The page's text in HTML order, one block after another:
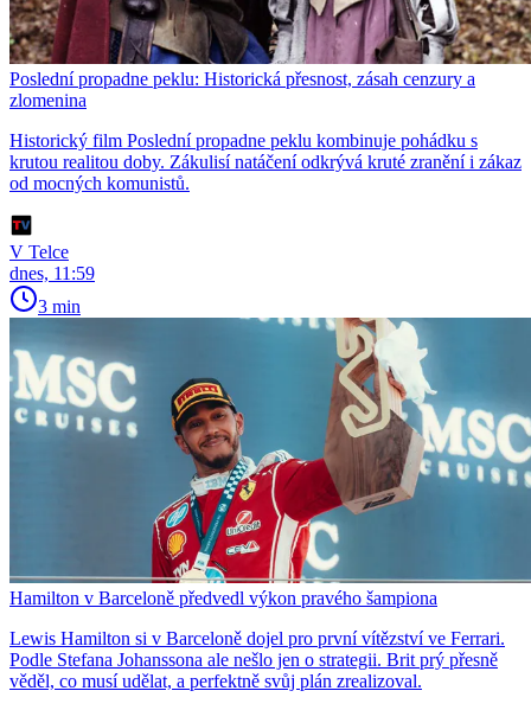
Poslední propadne peklu: Historická přesnost, zásah cenzury a
zlomenina
Historický film Poslední propadne peklu kombinuje pohádku s
krutou realitou doby. Zákulisí natáčení odkrývá kruté zranění i zákaz
od mocných komunistů.
V Telce
dnes, 11:59
3 min
Hamilton v Barceloně předvedl výkon pravého šampiona
Lewis Hamilton si v Barceloně dojel pro první vítězství ve Ferrari.
Podle Stefana Johanssona ale nešlo jen o strategii. Brit prý přesně
věděl, co musí udělat, a perfektně svůj plán zrealizoval.